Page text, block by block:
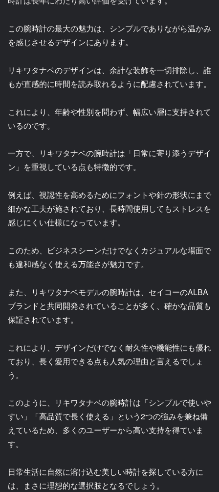
この腕時計の最大の魅力は、シンプルでありながら温かみ
を感じさせるデザインにあります。
リキワタナベのデザインは、余計な装飾を一切排除し、誰
もが直感的に時間を読み取れるように配慮されています。
これにより、年齢や性別を問わず、幅広い層に支持されて
いるのです。
一方で、リキワタナベの腕時計は「日常に寄り添うデザイ
ン」を重視している点も特徴的です。
例えば、視認性を高めるためにフォントや針の形状にまで
細かな工夫が施されており、長時間使用してもストレスを
感じにくい仕様になっています。
このため、ビジネスシーンだけでなくカジュアルな場面で
も違和感なく使える万能さが魅力です。
また、リキワタナベモデルの腕時計は、セイコーのALBA
ブランドと共同開発されていることが多く、確かな品質も
保証されています。
これにより、デザインだけでなく耐久性や機能性にも優れ
ており、長く愛用できる点も人気の理由と言えるでしょ
う。
このように、リキワタナベの腕時計は「シンプルで使いや
すい」「高品質で長く使える」という2つの強みを兼ね備
えているため、多くのユーザーから高い支持を得ていま
す。
日常生活に自然に溶け込む美しい時計を探している方に
は、まさに理想的な選択肢となるでしょう。